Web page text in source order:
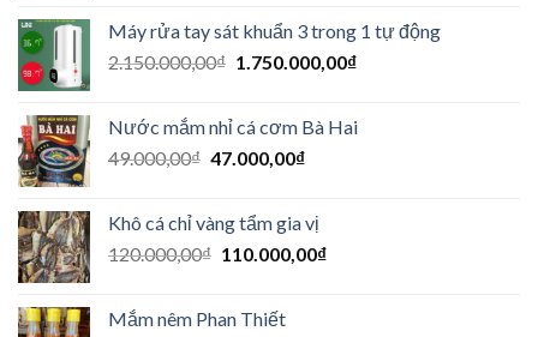
Máy rửa tay sát khuẩn 3 trong 1 tự động
2.150.000,00₫ 1.750.000,00₫
Nước mắm nhỉ cá cơm Bà Hai
49.000,00₫ 47.000,00₫
Khô cá chỉ vàng tẩm gia vị
120.000,00₫ 110.000,00₫
Mắm nêm Phan Thiết